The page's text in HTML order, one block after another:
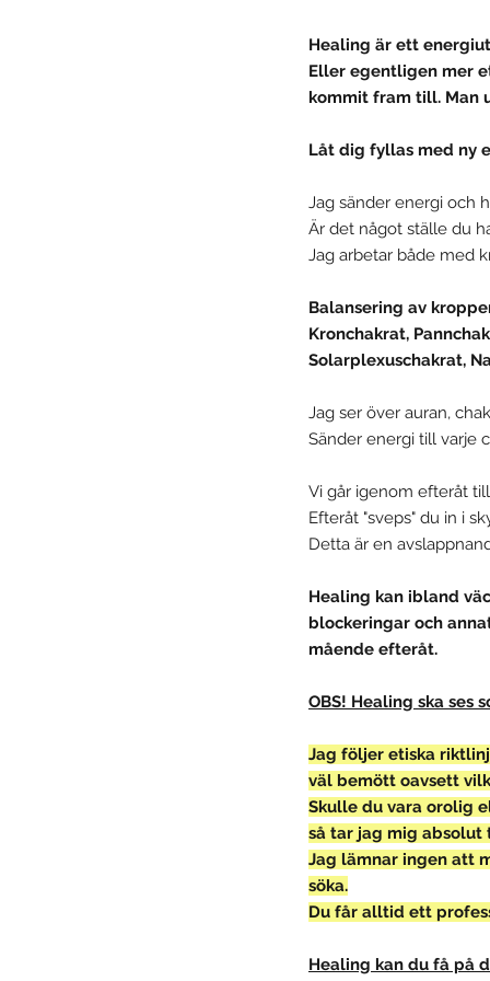
Healing är ett
Eller egentligen mer
kommit fram till. Man
Låt dig fyllas med ny
Jag sänder energi och
Är det något ställe du
Jag arbetar både med
Balansering av
Kronchakrat,
Solarplexuschakrat,
Jag ser över auran,
Sänder energi till varje
Vi går igenom efteråt
Efteråt "sveps" du in i
Detta är en
Healing kan ibland
blockeringar och
mående efteråt.
OBS! Healing ska
Jag följer etiska
väl bemött oavsett
Skulle du vara orolig
så tar jag mig
Jag lämnar ingen att
söka.
Du får alltid ett
Healing kan du få på